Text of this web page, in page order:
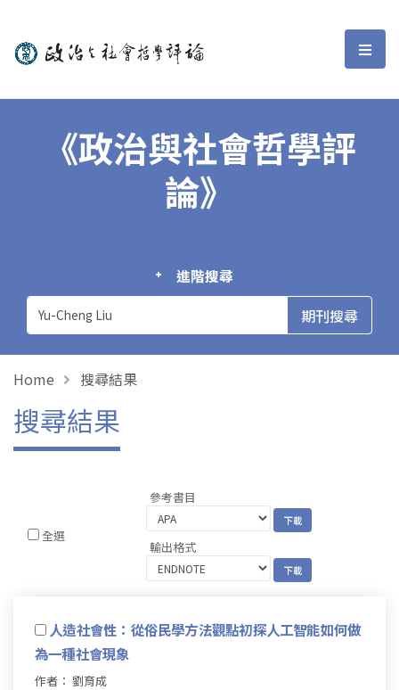
政治與社會哲學評論 選
《政治與社會哲學評
論》
進階搜尋
Home 搜尋結果
搜尋結果
全選
參考書目
輸出格式
人造社會性：從俗民學方法觀點初探人工智能如何做
為一種社會現象
作者： 劉育成